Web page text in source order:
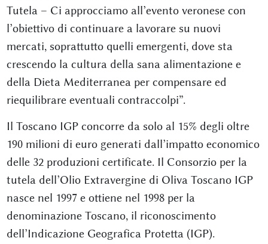
Tutela – Ci approcciamo all’evento veronese con
l’obiettivo di continuare a lavorare su nuovi
mercati, soprattutto quelli emergenti, dove sta
crescendo la cultura della sana alimentazione e
della Dieta Mediterranea per compensare ed
riequilibrare eventuali contraccolpi”.
Il Toscano IGP concorre da solo al 15% degli oltre
190 milioni di euro generati dall’impatto economico
delle 32 produzioni certificate. Il Consorzio per la
tutela dell’Olio Extravergine di Oliva Toscano IGP
nasce nel 1997 e ottiene nel 1998 per la
denominazione Toscano, il riconoscimento
dell’Indicazione Geografica Protetta (IGP).